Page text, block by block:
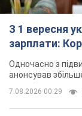
З 1 вересня
зарплати:
Одночасно з
анонсував
7.08.2026 00:29